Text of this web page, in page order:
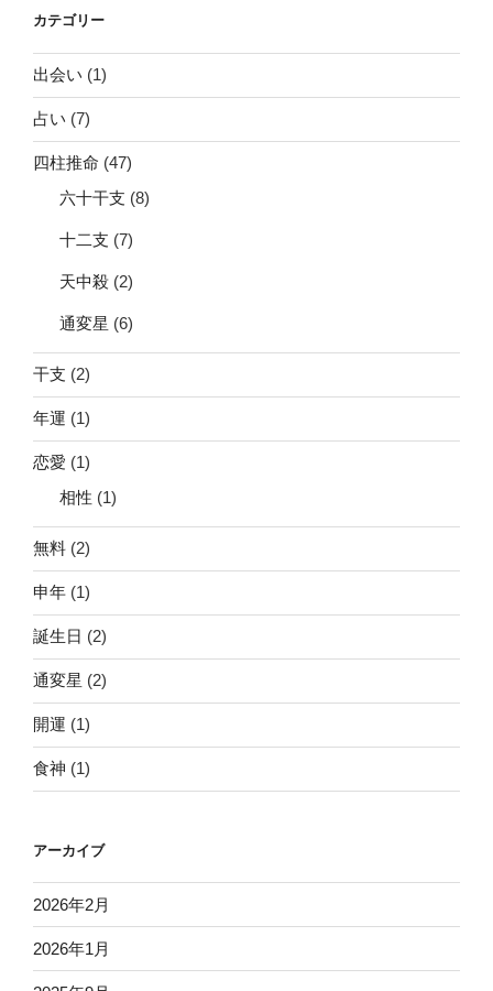
カテゴリー
出会い (1)
占い (7)
四柱推命 (47)
六十干支 (8)
十二支 (7)
天中殺 (2)
通変星 (6)
干支 (2)
年運 (1)
恋愛 (1)
相性 (1)
無料 (2)
申年 (1)
誕生日 (2)
通変星 (2)
開運 (1)
食神 (1)
アーカイブ
2026年2月
2026年1月